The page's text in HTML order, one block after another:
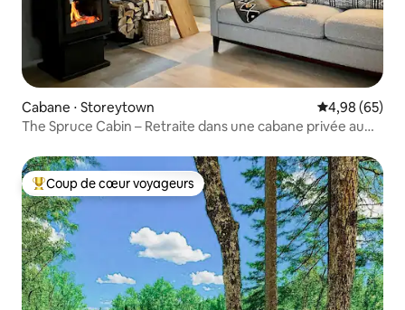
Cabane ⋅ Storeytown Évaluation
4,98 (65)
The Spruce Cabin – Retraite dans une cabane privée au
Coups de cœur voyageurs les plus appréciés
Coup de cœur voyageurs